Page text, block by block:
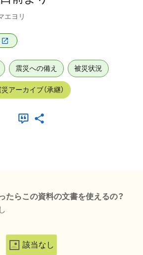
エヨリ
震災への備え 被災状況
アーカイブ（承継）
たらこの資料の文書を使えるの？
該当なし